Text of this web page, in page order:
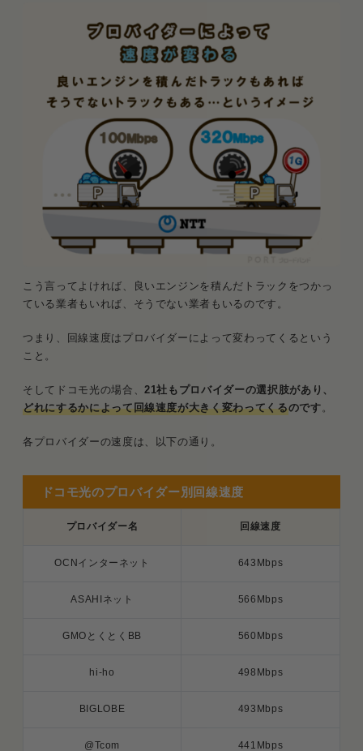
こう言ってよければ、良いエンジンを積んだトラックをつかっ
ている業者もいれば、そうでない業者もいるのです。
つまり、回線速度はプロバイダーによって変わってくるという
こと。
そしてドコモ光の場合、21社もプロバイダーの選択肢があり、
どれにするかによって回線速度が大きく変わってくるのです。
各プロバイダーの速度は、以下の通り。
プロバイダー名 回線速度
OCNインターネット 643Mbps
ASAHIネット 566Mbps
GMOとくとくBB 560Mbps
hi-ho 498Mbps
BIGLOBE 493Mbps
@Tcom 441Mbps
ドコモ光のプロバイダー別回線速度